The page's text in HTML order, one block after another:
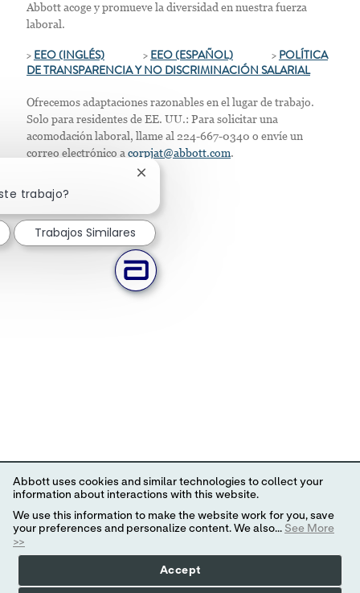
Abbott acoge y promueve la diversidad en nuestra fuerza
laboral.
> EEO (INGLÉS) > EEO (ESPAÑOL)> POLÍTICA
DE TRANSPARENCIA Y NO DISCRIMINACIÓN SALARIAL
Ofrecemos adaptaciones razonables en el lugar de trabajo.
Solo para residentes de EE. UU.: Para solicitar una
acomodación laboral, llame al 224-667-0340 o envíe un
correo electrónico acorpjat@abbott.com.
trabajo?
Cerrar notificación de chatbot
Trabajos Similares
Abbott uses cookies and similar technologies to collect your
information about interactions with this website.
We use this information to make the website work for you, save
your preferences and personalize content. We also... See More
>>
Accept